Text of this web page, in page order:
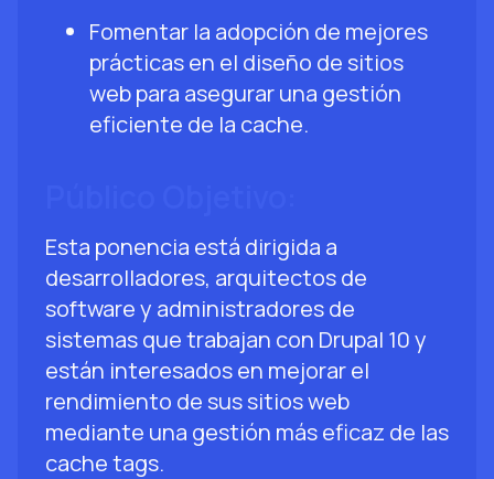
Fomentar la adopción de mejores
prácticas en el diseño de sitios
web para asegurar una gestión
eficiente de la cache.
Esta ponencia está dirigida a
desarrolladores, arquitectos de
software y administradores de
sistemas que trabajan con Drupal 10 y
están interesados en mejorar el
rendimiento de sus sitios web
mediante una gestión más eficaz de las
cache tags.